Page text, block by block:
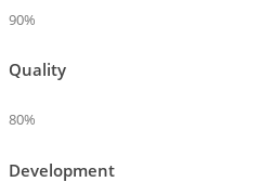
90%
Quality
80%
Development